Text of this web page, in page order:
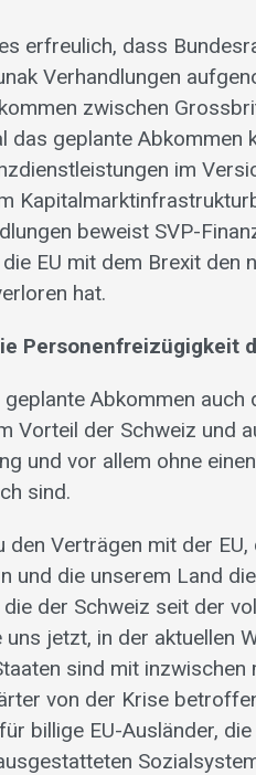
erfreulich, dass
Verhandlungen
zwischen
das geplante
im
beweist SVP-
EU mit dem Brexit den
hat.
Personenfreizügigkeit
Abkommen
Vorteil der Schweiz und
und vor allem ohne
sind.
den Verträgen mit der
und die unserem Land
die der Schweiz seit der
jetzt, in der aktuellen
sind mit
von der Krise
billige EU-Ausländer,